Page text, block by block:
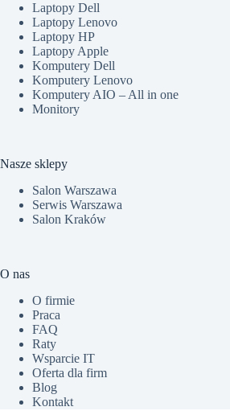
Laptopy Dell
Laptopy Lenovo
Laptopy HP
Laptopy Apple
Komputery Dell
Komputery Lenovo
Komputery AIO – All in one
Monitory
Nasze sklepy
Salon Warszawa
Serwis Warszawa
Salon Kraków
O nas
O firmie
Praca
FAQ
Raty
Wsparcie IT
Oferta dla firm
Blog
Kontakt